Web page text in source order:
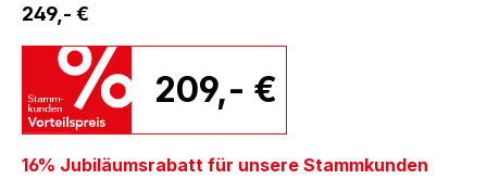
249,- €
209,- €
16% Jubiläumsrabatt für unsere Stammkunden